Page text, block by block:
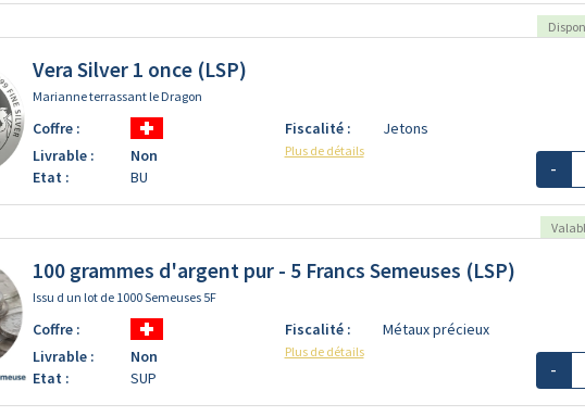
Vera Silver 1 once (LSP)
Marianne terrassant le Dragon
Coffre :
Livrable :
Non
Etat :
BU
Fiscalité : Jetons
Plus de détails
-
100 grammes d'argent pur - 5 Francs Semeuses (LSP)
Issu d un lot de 1000 Semeuses 5F
Coffre :
Livrable :
Non
Etat :
SUP
Fiscalité : Métaux précieux
Plus de détails
-